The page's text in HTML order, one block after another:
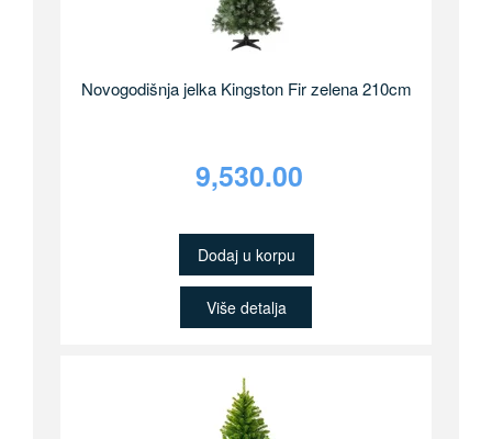
Novogodišnja jelka Kingston Fir zelena 210cm
9,530.00
Dodaj u korpu
Više detalja